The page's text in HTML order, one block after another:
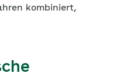
kombiniert,